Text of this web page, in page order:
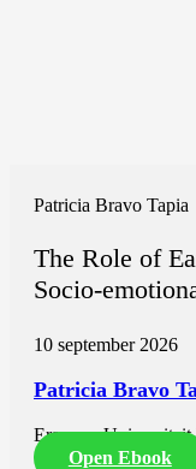
Patricia Bravo Tapia
The Role of
Socio-
10 september 2026
Patricia Bravo
Erasmus Universiteit
Open Ebook